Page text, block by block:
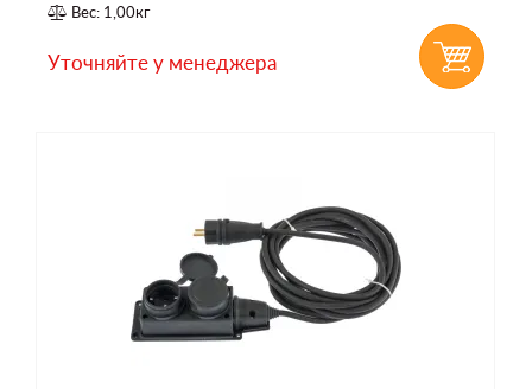
Вес: 1,00кг
Уточняйте у менеджера